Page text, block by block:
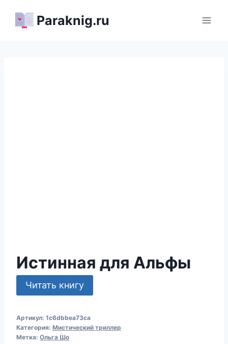
Paraknig.ru
Истинная для Альфы
Читать книгу
Артикул: 1c6dbbea73ca
Категория: Мистический триллер
Метка: Ольга Шо